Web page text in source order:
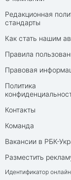
Редакционная
стандарты
Как стать нашим
Правила
Правовая
Политика
Контакты
Команда
Вакансии в РБК-
Разместить
Идентификатор